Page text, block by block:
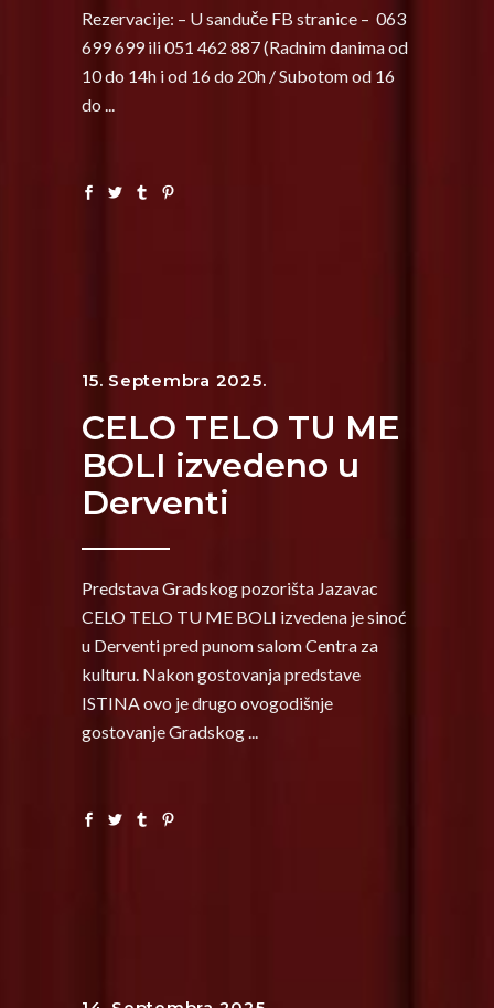
Rezervacije: – U sanduče FB stranice – 063
699 699 ili 051 462 887 (Radnim danima od
10 do 14h i od 16 do 20h / Subotom od 16
do
15. Septembra 2025.
CELO TELO TU ME
BOLI izvedeno u
Derventi
Predstava Gradskog pozorišta Jazavac
CELO TELO TU ME BOLI izvedena je sinoć
u Derventi pred punom salom Centra za
kulturu. Nakon gostovanja predstave
ISTINA ovo je drugo ovogodišnje
gostovanje Gradskog